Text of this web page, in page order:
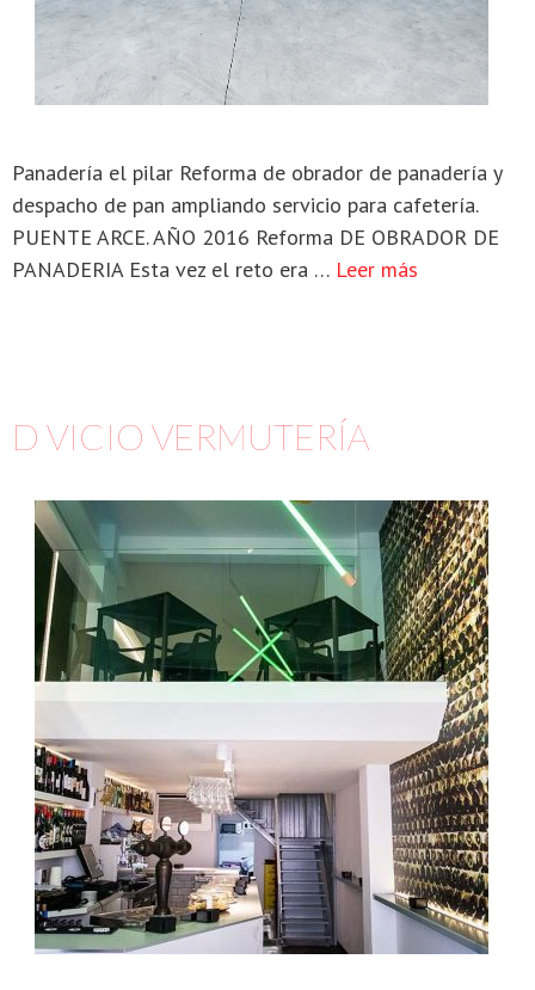
Panadería el pilar Reforma de obrador de panadería y
despacho de pan ampliando servicio para cafetería.
PUENTE ARCE. AÑO 2016 Reforma DE OBRADOR DE
PANADERIA Esta vez el reto era … Leer más
D VICIO VERMUTERÍA